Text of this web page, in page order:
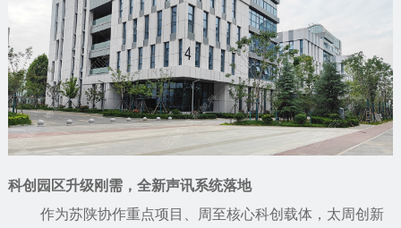
科创园区升级刚需，全新声讯系统落地
作为苏陕协作重点项目、周至核心科创载体，太周创新